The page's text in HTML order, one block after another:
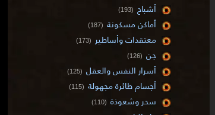
أشباح (193)
أماكن مسكونة (187)
معتقدات وأساطير (173)
جن (126)
أسرار النفس والعقل (125)
أجسام طائرة مجهولة (115)
سحر وشعوذة (110)